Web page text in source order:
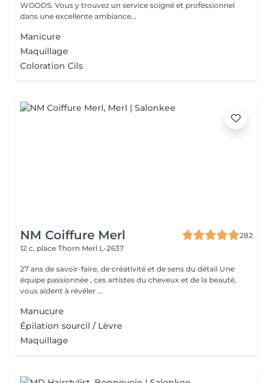
WOODS. Vous y trouvez un service soigné et professionnel
dans une excellente ambiance...
Manicure
Maquillage
Coloration Cils
NM Coiffure Merl
282
12 c, place Thorn Merl L-2637
27 ans de savoir-faire, de créativité et de sens du détail Une
équipe passionnée , ces artistes du cheveux et de la beauté,
vous aident à révéler ...
Manucure
Épilation sourcil / Lèvre
Maquillage